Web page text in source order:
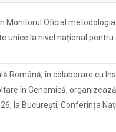
Monitorul Oficial
unice la nivel național pentru
Română, în colaborare cu
în Genomică,
la București, Conferința